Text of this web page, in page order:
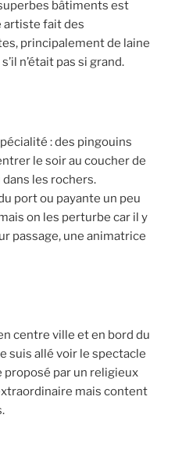
bâtiments est
artiste fait des
principalement de laine
n’était pas si grand.
: des pingouins
le soir au coucher de
les rochers.
port ou payante un peu
on les perturbe car il y
passage, une animatrice
centre ville et en bord du
suis allé voir le spectacle
proposé par un religieux
mais content